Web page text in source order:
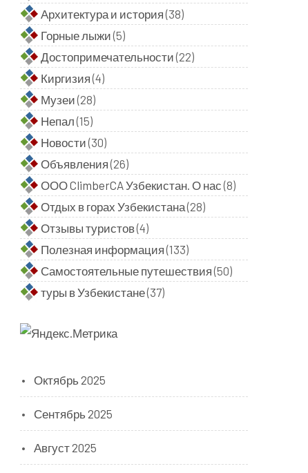
Архитектура и история(38)
Горные лыжи(5)
Достопримечательности(22)
Киргизия(4)
Музеи(28)
Непал(15)
Новости(30)
Объявления(26)
ООО ClimberCA Узбекистан. О нас(8)
Отдых в горах Узбекистана(28)
Отзывы туристов(4)
Полезная информация(133)
Самостоятельные путешествия(50)
туры в Узбекистане(37)
Октябрь 2025
Сентябрь 2025
Август 2025